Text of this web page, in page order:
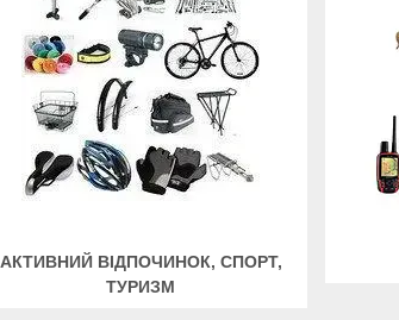
АКТИВНИЙ ВІДПОЧИНОК, СПОРТ,
ТУРИЗМ